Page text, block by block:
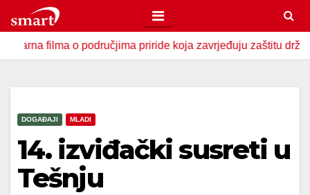
to
contento područjima priride koja zavrjeđuju zaštitu države
DOGAĐAJI MLADI
14. izviđački susreti u
Tešnju